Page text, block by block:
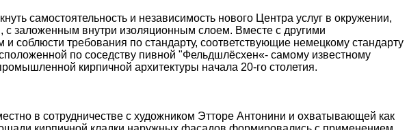
самостоятельность и независимость нового Центра услуг в окружении,
с заложенным внутри изоляционным слоем. Вместе с другими
соблюсти требования по стандарту, соответствующие немецкому стандарту
по соседству пивной "Фельдшлёсхен«- самому известному
кирпичной архитектуры начала 20-го столетия.
в сотрудничестве с художником Этторе Антонини и охватывающей как